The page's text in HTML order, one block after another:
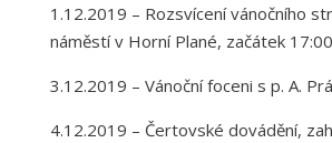
1.12.2019 – Rozsvícení vánočního
náměstí v Horní Plané, začátek
3.12.2019 – Vánoční foceni s p. A.
4.12.2019 – Čertovské dovádění,